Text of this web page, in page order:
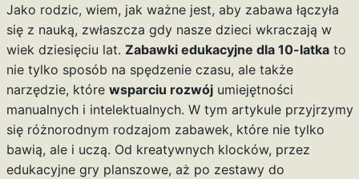
Jako rodzic, wiem, jak ważne jest, aby zabawa łączyła
się z nauką, zwłaszcza gdy nasze dzieci wkraczają w
wiek dziesięciu lat. Zabawki edukacyjne dla 10-latkato
nie tylko sposób na spędzenie czasu, ale także
narzędzie, które wsparciu rozwójumiejętności
manualnych i intelektualnych. W tym artykule przyjrzymy
się różnorodnym rodzajom zabawek, które nie tylko
bawią, ale i uczą. Od kreatywnych klocków, przez
edukacyjne gry planszowe, aż po zestawy do